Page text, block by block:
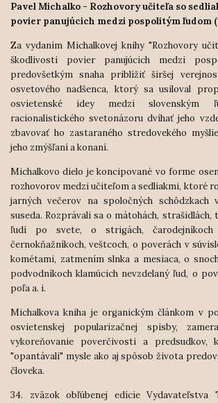
Pavel Michalko - Rozhovory učiteľa so
povier panujúcich medzi pospolitým ľudom
Za vydaním Michalkovej knihy "Rozhovory
škodlivosti povier panujúcich medzi
predovšetkým snaha priblížiť širšej
osvetového nadšenca, ktorý sa usiloval
osvietenské idey medzi slovenským
racionalistického svetonázoru dvíhať jeho
zbavovať ho zastaraného stredovekého
jeho zmýšľaní a konaní.
Michalkovo dielo je koncipované vo forme
rozhovorov medzi učiteľom a sedliakmi, ktoré
jarných večerov na spoločných schôdzkach
suseda. Rozprávali sa o mátohách, strašidlách,
ľudí po svete, o strigách, čarodejníkoch
černokňažníkoch, veštcoch, o poverách v
kométami, zatmením slnka a mesiaca, o
podvodníkoch klamúcich nevzdelaný ľud, o
poľa a. i.
Michalkova kniha je organickým článkom v
osvietenskej popularizačnej spisby,
vykoreňovanie poverčivosti a
"opantávali" mysle ako aj spôsob života
človeka.
34. zväzok obľúbenej edície Vydavateľstva